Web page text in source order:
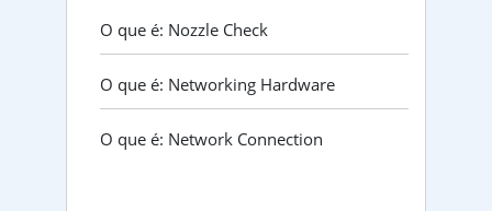
O que é: Nozzle Check
O que é: Networking Hardware
O que é: Network Connection